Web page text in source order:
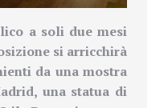
a soli due mesi
si arricchirà
da una mostra
una statua di